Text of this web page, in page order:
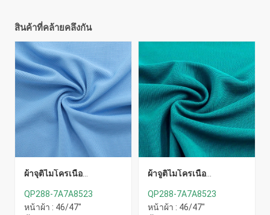
สินค้าที่คล้ายคลึงกัน
ผ้าจุติไมโครเนื้อ
QP288-7A7A8523
หน้าผ้า : 46/47"
ผ้าจูติไมโครเนื้อ
QP288-7A7A8523
หน้าผ้า : 46/47"